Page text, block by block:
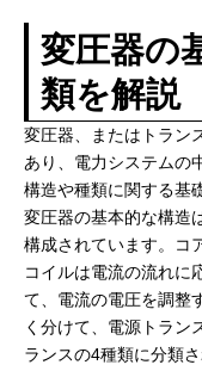
変圧器の
類を解説
変圧器、またはトラン
あり、電力システムの
構造や種類に関する基
変圧器の基本的な構造
構成されています。コ
コイルは電流の流れに
て、電流の電圧を調整
く分けて、電源トラン
ランスの4種類に分類さ